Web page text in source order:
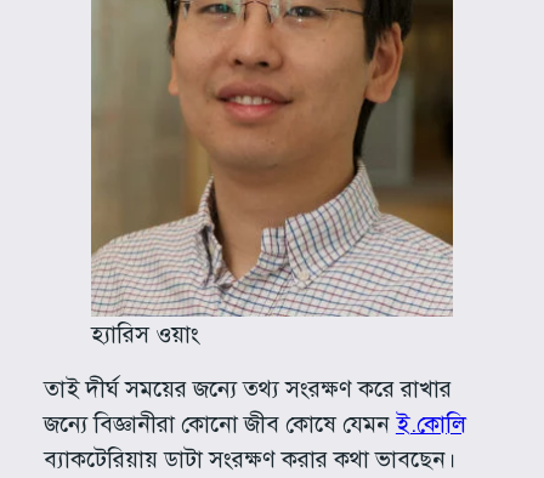
হ্যারিস ওয়াং
তাই দীর্ঘ সময়ের জন্যে তথ্য সংরক্ষণ করে রাখার
জন্যে বিজ্ঞানীরা কোনো জীব কোষে যেমন ই.কোলি
ব্যাকটেরিয়ায় ডাটা সংরক্ষণ করার কথা ভাবছেন।